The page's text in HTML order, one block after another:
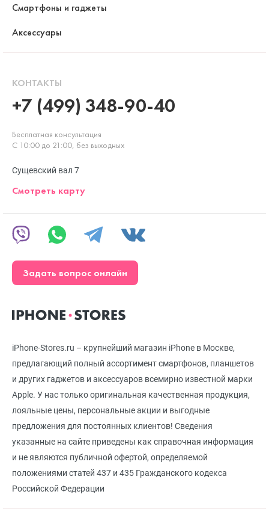
iPhone-Stores.ru – крупнейший магазин iPhone в Москве,
предлагающий полный ассортимент смартфонов, планшетов
и других гаджетов и аксессуаров всемирно известной марки
Apple. У нас только оригинальная качественная продукция,
лояльные цены, персональные акции и выгодные
предложения для постоянных клиентов! Сведения
указанные на сайте приведены как справочная информация
и не являются публичной офертой, определяемой
положениями статей 437 и 435 Гражданского кодекса
Российской Федерации
Смартфоны и гаджеты
Аксессуары
КОНТАКТЫ
+7 (499) 348-90-40
Бесплатная консультация
С 10:00 до 21:00, без выходных
Сущевский вал 7
Смотреть карту
Задать вопрос онлайн